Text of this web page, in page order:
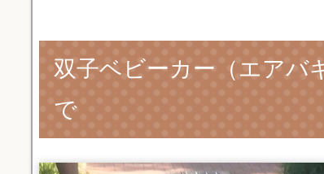
双子ベビーカー（エアバ
で